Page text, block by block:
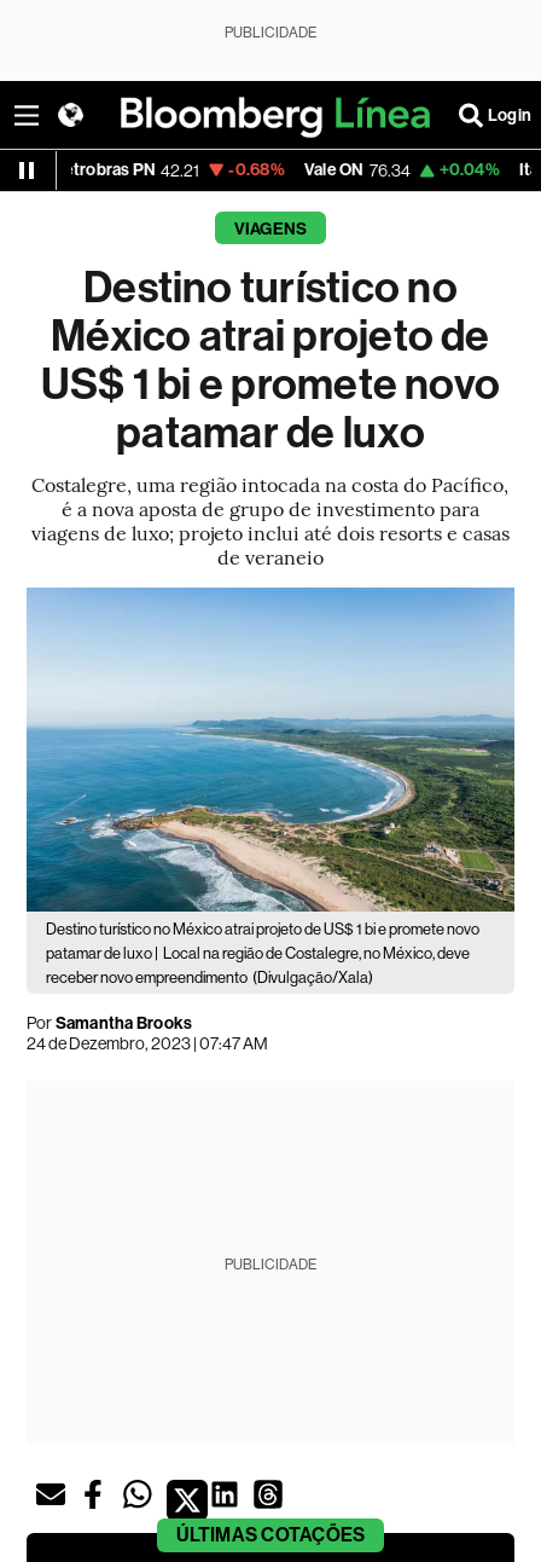
PUBLICIDADE
Login
42.21 -0.68% Vale ON 76.34 +0.04% Itaú PN 43.07
VIAGENS
Destino turístico no
México atrai projeto de
US$ 1 bi e promete novo
patamar de luxo
Costalegre, uma região intocada na costa do Pacífico,
é a nova aposta de grupo de investimento para
viagens de luxo; projeto inclui até dois resorts e casas
de veraneio
Destino turístico no México atrai projeto de US$ 1 bi e promete novo
patamar de luxo |
Local na região de Costalegre, no México, deve
receber novo empreendimento (Divulgação/Xala)
PorSamantha Brooks
24 de Dezembro, 2023 | 07:47 AM
PUBLICIDADE
ÚLTIMASCOTAÇÕES